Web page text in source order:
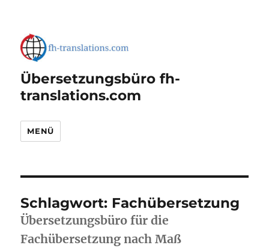
Übersetzungsbüro fh-
translations.com
MENÜ
Schlagwort: Fachübersetzung
Übersetzungsbüro für die
Fachübersetzung nach Maß